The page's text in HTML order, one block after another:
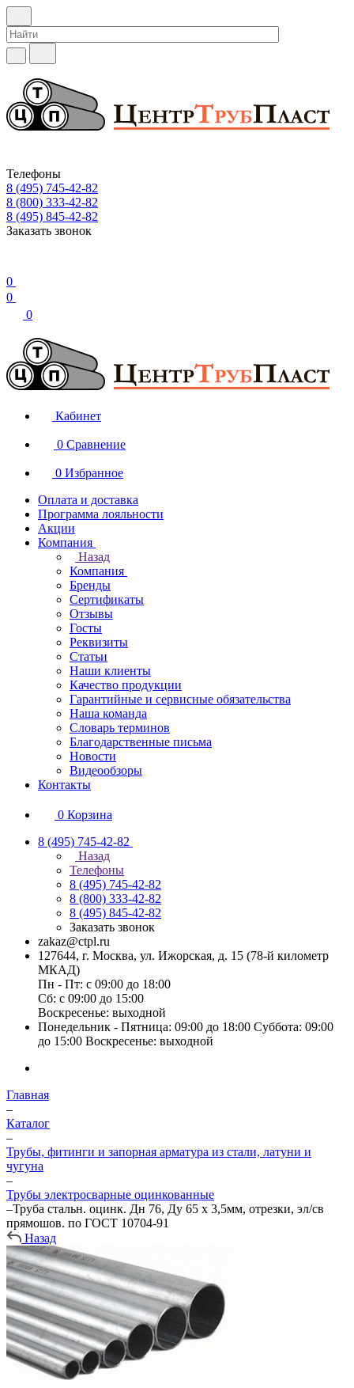
Телефоны
8 (495) 745-42-82
8 (800) 333-42-82
8 (495) 845-42-82
Заказать звонок
0
0
0
Кабинет
0 Сравнение
0 Избранное
Оплата и доставка
Программа лояльности
Акции
Компания
Назад
Компания
Бренды
Сертификаты
Отзывы
Госты
Реквизиты
Статьи
Наши клиенты
Качество продукции
Гарантийные и сервисные обязательства
Наша команда
Словарь терминов
Благодарственные письма
Новости
Видеообзоры
Контакты
0 Корзина
8 (495) 745-42-82
Назад
Телефоны
8 (495) 745-42-82
8 (800) 333-42-82
8 (495) 845-42-82
Заказать звонок
zakaz@ctpl.ru
127644, г. Москва, ул. Ижорская, д. 15 (78-й километр
МКАД)
Пн - Пт: с 09:00 до 18:00
Сб: с 09:00 до 15:00
Воскресенье: выходной
Понедельник - Пятница: 09:00 до 18:00 Суббота: 09:00
до 15:00 Воскресенье: выходной
Главная
–
Каталог
–
Трубы, фитинги и запорная арматура из стали, латуни и
чугуна
–
Трубы электросварные оцинкованные
–Труба стальн. оцинк. Дн 76, Ду 65 х 3,5мм, отрезки, эл/св
прямошов. по ГОСТ 10704-91
Назад